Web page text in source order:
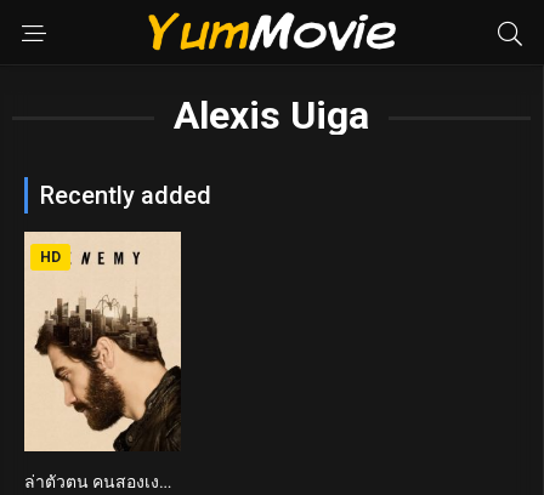
Alexis Uiga
Recently added
6.9
HD
ล่าตัวตน คนสองเงา Enemy (2013)